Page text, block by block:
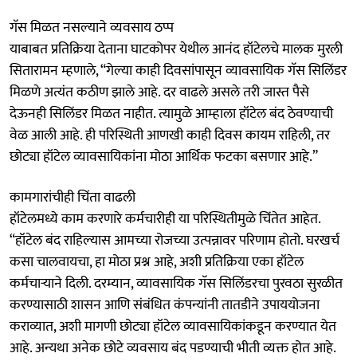
गॅस मिळत नसल्याने व्यवसाय ठप्प
याबाबत प्रतिक्रिया देताना घाटकोपर येथील आनंद हॉटेलचे मालक मुरली
सितारामन म्हणाले, “गेल्या काही दिवसांपासून व्यावसायिक गॅस सिलिंडर
मिळणे अत्यंत कठीण झाले आहे. दर वाढले असले तरी जास्त पैसे
देऊनही सिलिंडर मिळत नाहीत. त्यामुळे आम्हाला हॉटेल बंद ठेवण्याची
वेळ आली आहे. ही परिस्थिती आणखी काही दिवस कायम राहिली, तर
छोट्या हॉटेल व्यावसायिकांना मोठा आर्थिक फटका बसणार आहे.”
कामगारांचीही चिंता वाढली
हॉटेलमध्ये काम करणारे कर्मचारीही या परिस्थितीमुळे चिंतेत आहेत.
“हॉटेल बंद राहिल्यास आमच्या रोजच्या उत्पन्नावर परिणाम होतो. घरखर्च
कसा चालवायचा, हा मोठा प्रश्न आहे, अशी प्रतिक्रिया एका हॉटेल
कर्मचाऱ्याने दिली. दरम्यान, व्यावसायिक गॅस सिलिंडरचा पुरवठा सुरळीत
करण्यासाठी शासन आणि संबंधित कंपन्यांनी तातडीने उपाययोजना
कराव्यात, अशी मागणी छोट्या हॉटेल व्यावसायिकांकडून करण्यात येत
आहे. अन्यथा अनेक छोटे व्यवसाय बंद पडण्याची भीती व्यक्त होत आहे.